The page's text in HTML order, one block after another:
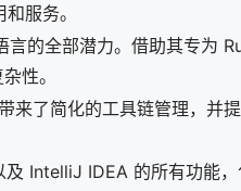
服务。
的全部潜力。借助其专为
性。
了简化的工具链管理，并
IntelliJ IDEA 的所有功能，